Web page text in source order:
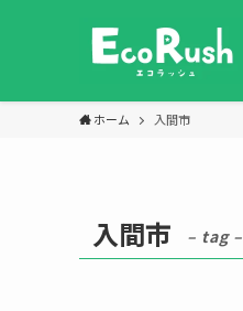
ホーム 入間市
入間市 – tag –